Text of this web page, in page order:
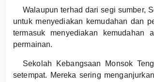
Walaupun terhad dari segi sumber,
untuk menyediakan kemudahan dan
termasuk menyediakan
permainan.
Sekolah Kebangsaan Monsok
setempat. Mereka sering